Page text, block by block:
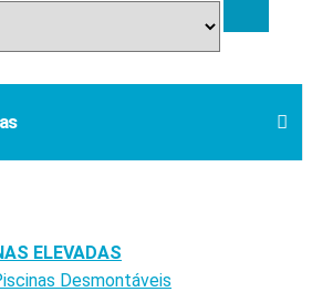
ELEVADAS
Desmontáveis